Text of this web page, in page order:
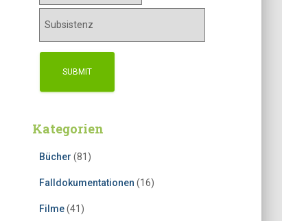
Kategorien
Bücher (81)
Falldokumentationen (16)
Filme(41)